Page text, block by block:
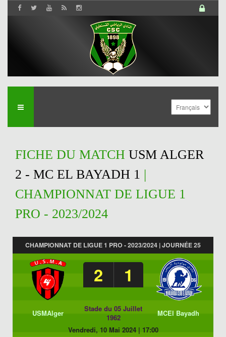
FICHE DU MATCH USM ALGER
2 - MC EL BAYADH 1 |
CHAMPIONNAT DE LIGUE 1
PRO - 2023/2024
CHAMPIONNAT DE LIGUE 1 PRO - 2023/2024 | JOURNÉE 25
2 1
USMAlger
Stade du 05 Juillet
1962
MCEl Bayadh
Vendredi, 10 Mai 2024| 17:00